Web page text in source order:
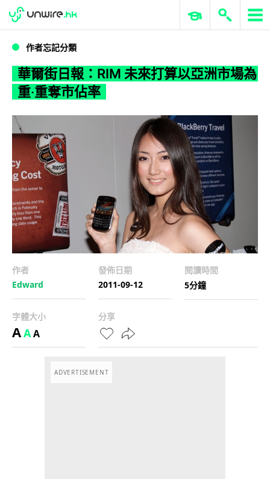
WWDC 2026 ERP 與商業 AI
作者忘記分類
華爾街日報：RIM 未來打算以亞洲市場為
重‧重奪市佔率
作者
Edward
發佈日期
2011-09-12
閱讀時間
5分鐘
字體大小
AAA
分享
ADVERTISEMENT